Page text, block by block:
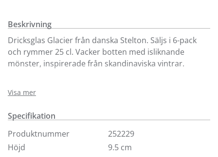
Beskrivning
Dricksglas Glacier från danska Stelton. Säljs i 6-pack
och rymmer 25 cl. Vacker botten med isliknande
mönster, inspirerade från skandinaviska vintrar.
inredningsavdelningar i Kungens Kurva och
Sollentuna. Välkommen in!
Visa mer
Specifikation
Produktnummer
252229
Höjd
9.5 cm